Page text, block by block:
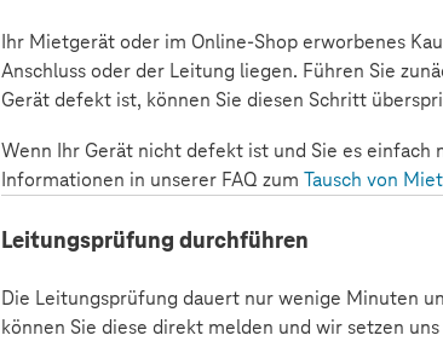
Ihr Mietgerät oder im Online-Shop erworbenes
Anschluss oder der Leitung liegen. Führen Sie
Gerät defekt ist, können Sie diesen Schritt
Wenn Ihr Gerät nicht defekt ist und Sie es
Informationen in unserer FAQ zum Tausch von
Leitungsprüfung durchführen
Die Leitungsprüfung dauert nur wenige Minuten
können Sie diese direkt melden und wir setzen